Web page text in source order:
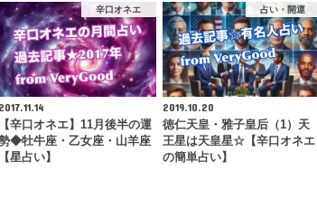
辛口オネエ
2017.11.14
【辛口オネエ】11月後半の運
◆牡牛座・乙女座・山羊座
【星占い】
占い・開運
2019.10.20
徳仁天皇・雅子皇后（1）天
王星は天皇星☆【辛口オネエ
の簡単占い】